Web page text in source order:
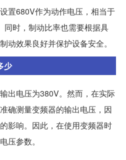
置680V作为动作电压，相当于
同时，制动比率也需要根据具
动效果良好并保护设备安全。
少
出电压为380V。然而，在实际
确测量变频器的输出电压，因
影响。因此，在使用变频器时
压参数。